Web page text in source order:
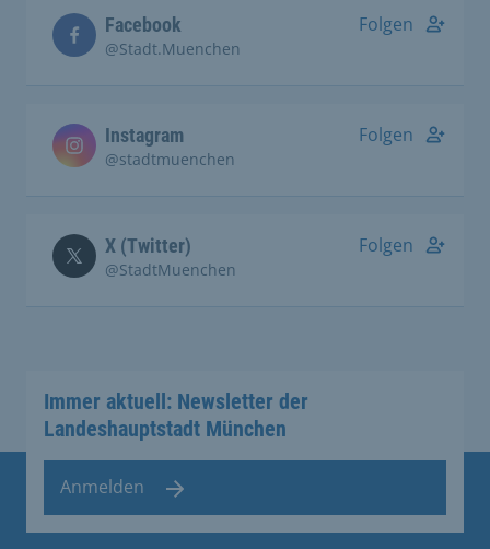
Facebook
@Stadt.Muenchen
Folgen
Instagram
@stadtmuenchen
Folgen
X (Twitter)
@StadtMuenchen
Folgen
Immer aktuell: Newsletter der
Landeshauptstadt München
Anmelden